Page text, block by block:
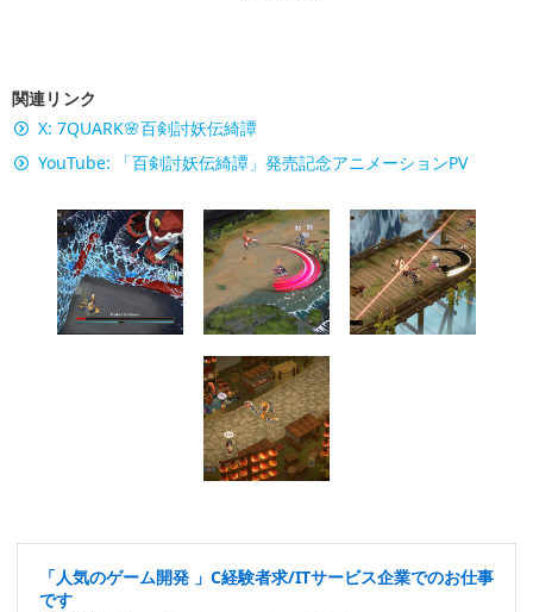
関連リンク
X: 7QUARK🌸百剣討妖伝綺譚
YouTube: 「百剣討妖伝綺譚」発売記念アニメーションPV
「人気のゲーム開発 」C経験者求/ITサービス企業でのお仕事
です